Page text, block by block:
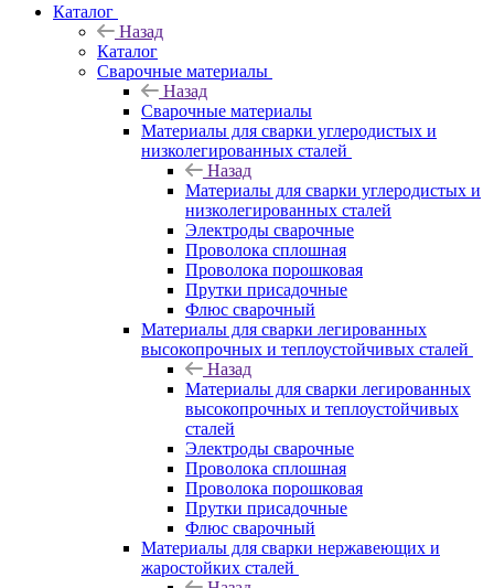
Каталог
Назад
Каталог
Сварочные материалы
Назад
Сварочные материалы
Материалы для сварки углеродистых и
низколегированных сталей
Назад
Материалы для сварки углеродистых и
низколегированных сталей
Электроды сварочные
Проволока сплошная
Проволока порошковая
Прутки присадочные
Флюс сварочный
Материалы для сварки легированных
высокопрочных и теплоустойчивых сталей
Назад
Материалы для сварки легированных
высокопрочных и теплоустойчивых
сталей
Электроды сварочные
Проволока сплошная
Проволока порошковая
Прутки присадочные
Флюс сварочный
Материалы для сварки нержавеющих и
жаростойких сталей